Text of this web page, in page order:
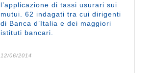
l’applicazione di tassi usurari sui
mutui. 62 indagati tra cui dirigenti
di Banca d’Italia e dei maggiori
istituti bancari.
12/06/2014